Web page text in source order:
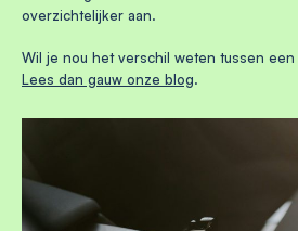
overzichtelijker aan.
Wil je nou het verschil weten tussen
Lees dan gauw onze blog.